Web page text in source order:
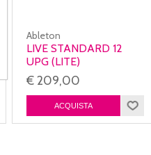
Ableton
LIVE STANDARD 12
UPG (LITE)
DOWNLOAD
€ 209,00